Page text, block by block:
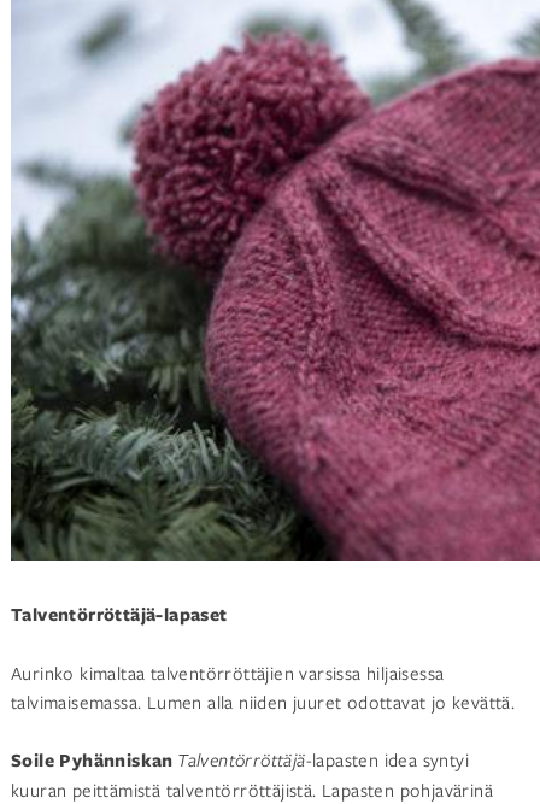
Talventörröttäjä-lapaset
Aurinko kimaltaa talventörröttäjien varsissa hiljaisessa
talvimaisemassa. Lumen alla niiden juuret odottavat jo kevättä.
Soile Pyhänniskan Talventörröttäjä-lapasten idea syntyi
kuuran peittämistä talventörröttäjistä. Lapasten pohjavärinä